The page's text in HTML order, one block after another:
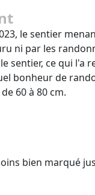
le sentier
ni par les
sentier, ce qui l'a
bonheur de
60 à 80 cm.
bien marqué